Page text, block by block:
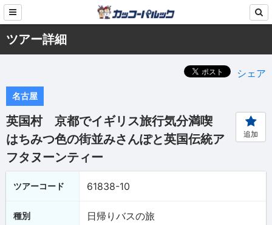
ツアー詳細
シェア
名古屋
英国村 京都でイギリス旅行気分満喫
はちみつ色の街並みさんぽと英国伝統ア
フタヌーンティー
追加
ツアーコード 61838-10
種別 日帰りバスの旅